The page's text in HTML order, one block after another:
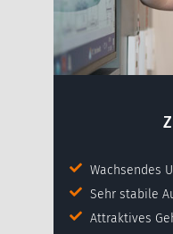
Wachsendes
Sehr stabile
Attraktives